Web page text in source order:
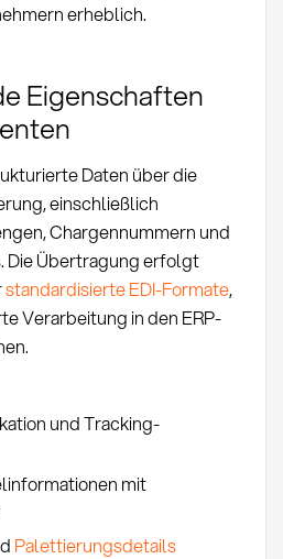
erheblich.
Eigenschaften
Daten über die
einschließlich
Chargennummern und
Die Übertragung erfolgt
standardisierte EDI-Formate,
Verarbeitung in den ERP-
und Tracking-
mit
Palettierungsdetails